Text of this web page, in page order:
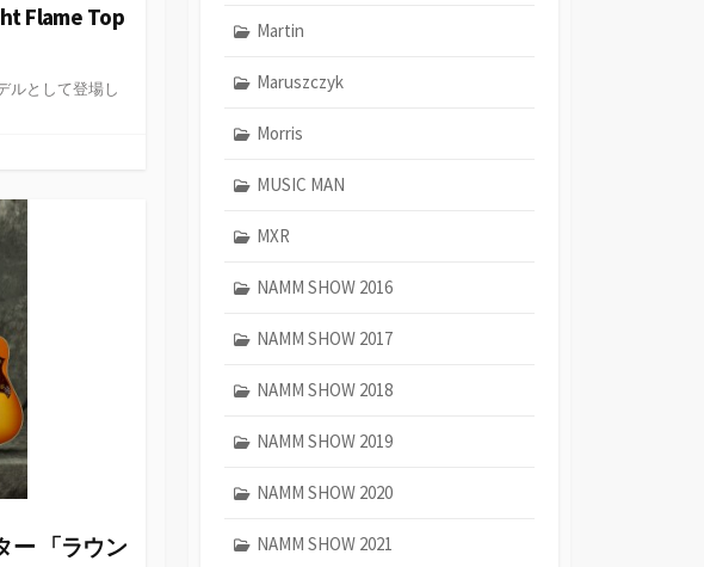
Flame Top
ルとして登場し
ー 「ラウン
Martin
Maruszczyk
Morris
MUSIC MAN
MXR
NAMM SHOW 2016
NAMM SHOW 2017
NAMM SHOW 2018
NAMM SHOW 2019
NAMM SHOW 2020
NAMM SHOW 2021